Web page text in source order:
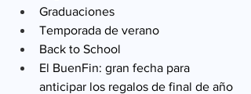
Graduaciones
Temporada de verano
Back to School
El BuenFin: gran fecha para
anticipar los regalos de final de año